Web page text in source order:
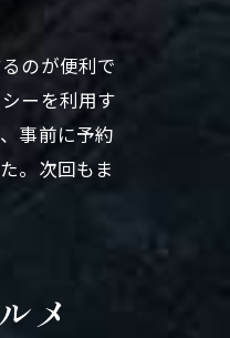
のが便利で
ーを利用す
事前に予約
。次回もま
メ